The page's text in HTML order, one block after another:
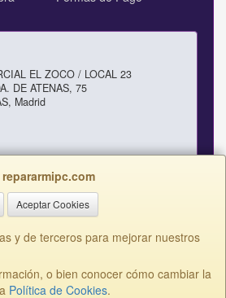
Aceptar Cookies
y de terceros para mejorar nuestros
o bien conocer cómo cambiar la
Política de Cookies.
EL ZOCO / LOCAL 23
DE ATENAS, 75
, Madrid
11 - 13H
- C.I.F.: B81220758 - Tfno: